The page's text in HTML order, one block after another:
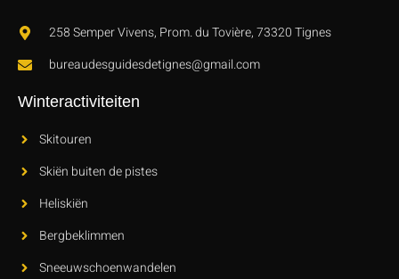
258 Semper Vivens, Prom. du Tovière, 73320 Tignes
bureaudesguidesdetignes@gmail.com
Winteractiviteiten
Skitouren
Skiën buiten de pistes
Heliskiën
Bergbeklimmen
Sneeuwschoenwandelen